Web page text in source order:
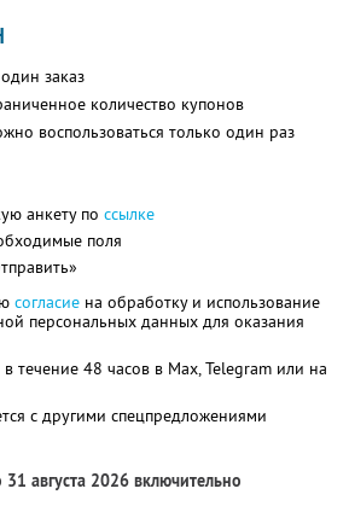
заказ
количество купонов
воспользоваться только один раз
анкету по ссылке
поля
согласие на обработку и использование
персональных данных для оказания
течение 48 часов в Max, Telegram или на
с другими спецпредложениями
августа 2026 включительно